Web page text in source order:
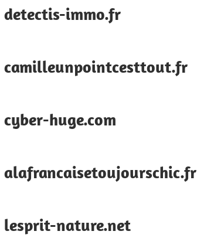
detectis-immo.fr
camilleunpointcesttout.fr
cyber-huge.com
alafrancaisetoujourschic.fr
lesprit-nature.net